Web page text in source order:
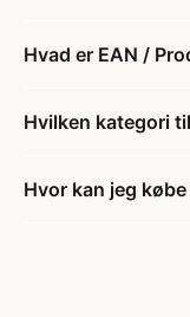
Hvad er EAN /
Hvilken kategori
Hvor kan jeg